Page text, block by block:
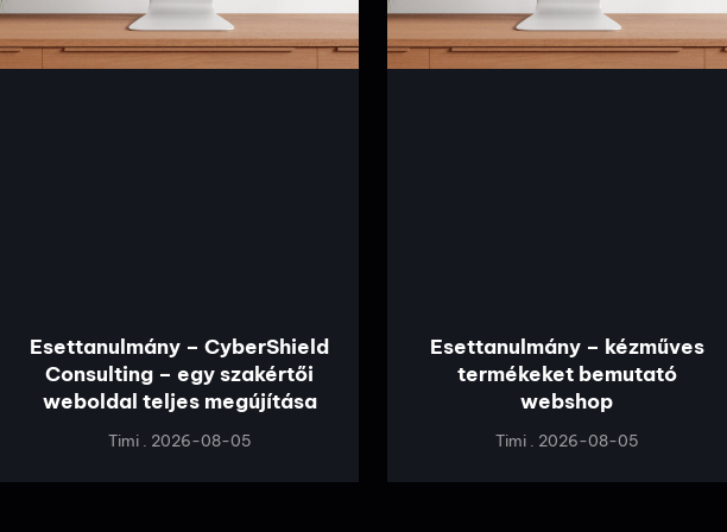
Esettanulmány – CyberShield
Consulting – egy szakértői
weboldal teljes megújítása
Timi 2026-08-05
Esettanulmány – kézműves
termékeket bemutató
webshop
Timi 2026-08-05